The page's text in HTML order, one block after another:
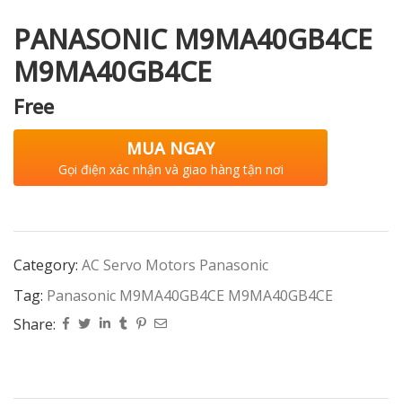
PANASONIC M9MA40GB4CE
M9MA40GB4CE
Free
MUA NGAY
Gọi điện xác nhận và giao hàng tận nơi
Category: AC Servo Motors Panasonic
Tag: Panasonic M9MA40GB4CE M9MA40GB4CE
Share: